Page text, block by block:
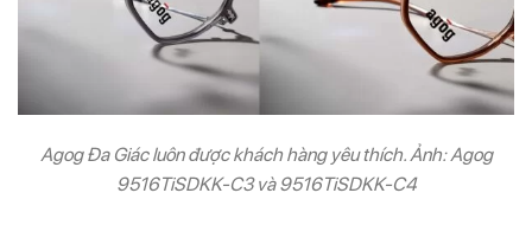
Agog Đa Giác luôn được khách hàng yêu thích. Ảnh: Agog
9516TiSDKK-C3 và 9516TiSDKK-C4